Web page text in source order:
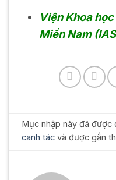
Viện Khoa
Miền Nam
Mục nhập này đã
canh tác và được gắn